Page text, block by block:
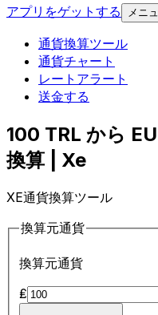
アプリをゲットする
メニ
通貨換算ツール
通貨チャート
レートアラート
送金する
100 TRL から
換算 | Xe
XE通貨換算ツール
換算元通貨
換算元通貨
₤